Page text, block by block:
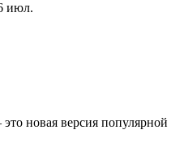
июл.
новая версия популярной